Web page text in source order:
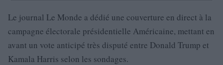
Le journal Le Monde a dédié une couverture en direct à la
campagne électorale présidentielle Américaine, mettant en
avant un vote anticipé très disputé entre Donald Trump et
Kamala Harris selon les sondages.